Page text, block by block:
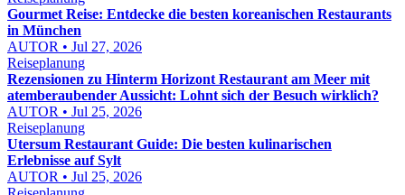
Gourmet Reise: Entdecke die besten koreanischen Restaurants
in München
AUTOR • Jul 27, 2026
Reiseplanung
Rezensionen zu Hinterm Horizont Restaurant am Meer mit
atemberaubender Aussicht: Lohnt sich der Besuch wirklich?
AUTOR • Jul 25, 2026
Reiseplanung
Utersum Restaurant Guide: Die besten kulinarischen
Erlebnisse auf Sylt
AUTOR • Jul 25, 2026